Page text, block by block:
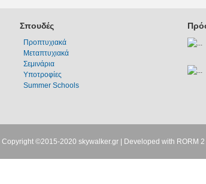
Σπουδές
Προπτυχιακά
Μεταπτυχιακά
Σεμινάρια
Υποτροφίες
Summer Schools
Copyright ©2015-2020skywalker.gr | Developed with RORM